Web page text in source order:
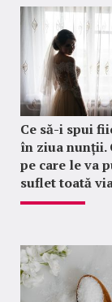
Ce să-i spui
în ziua nunții.
pe care le va
suflet toată